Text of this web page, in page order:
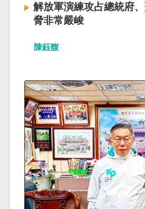
解放軍演練攻占總統府
脅非常嚴峻
陳鈺馥